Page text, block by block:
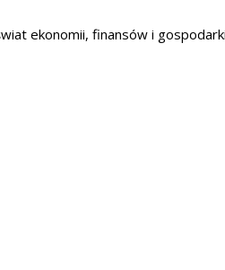
ekonomii, finansów i